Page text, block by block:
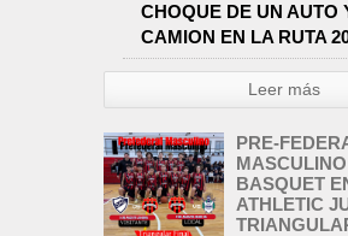
CHOQUE DE UN AUTO
CAMION EN LA RUTA
Leer más
PRE-
BASQUET
ATHLETIC